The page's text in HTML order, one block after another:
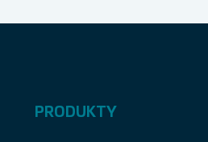
PRODUKTY